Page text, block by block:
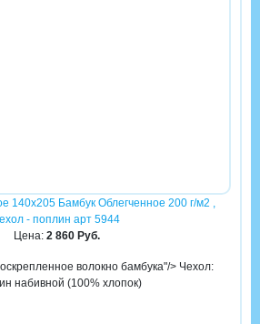
140х205 Бамбук Облегченное 200 г/м2 ,
- поплин арт 5944
Цена: 2 860 Руб.
волокно бамбука"/> Чехол:
набивной (100% хлопок)